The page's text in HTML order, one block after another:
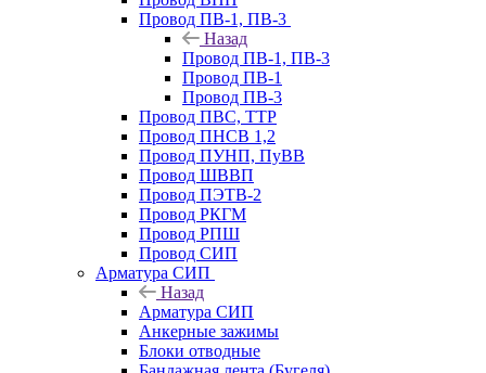
Провод ПВ-1, ПВ-3
Назад
Провод ПВ-1, ПВ-3
Провод ПВ-1
Провод ПВ-3
Провод ПВС, ТТР
Провод ПНСВ 1,2
Провод ПУНП, ПуВВ
Провод ШВВП
Провод ПЭТВ-2
Провод РКГМ
Провод РПШ
Провод СИП
Арматура СИП
Назад
Арматура СИП
Анкерные зажимы
Блоки отводные